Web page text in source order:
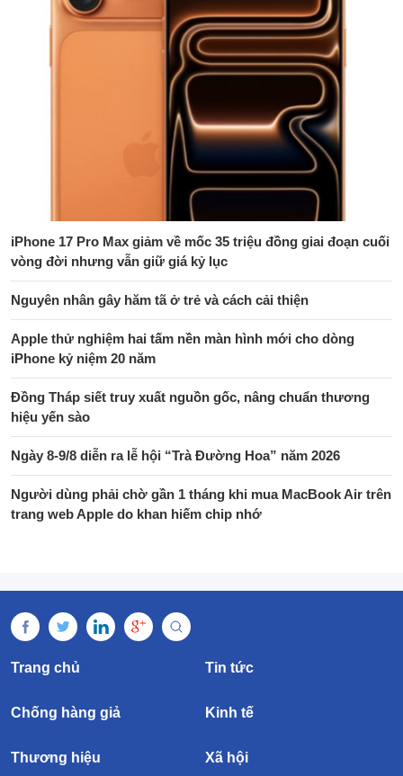
iPhone 17 Pro Max giảm về mốc 35 triệu đồng giai đoạn cuối
vòng đời nhưng vẫn giữ giá kỷ lục
Nguyên nhân gây hăm tã ở trẻ và cách cải thiện
Apple thử nghiệm hai tấm nền màn hình mới cho dòng
iPhone kỷ niệm 20 năm
Đồng Tháp siết truy xuất nguồn gốc, nâng chuẩn thương
hiệu yến sào
Ngày 8-9/8 diễn ra lễ hội “Trà Đường Hoa” năm 2026
Người dùng phải chờ gần 1 tháng khi mua MacBook Air trên
trang web Apple do khan hiếm chip nhớ
Trang chủ Tin tức
Chống hàng giả Kinh tế
Thương hiệu Xã hội